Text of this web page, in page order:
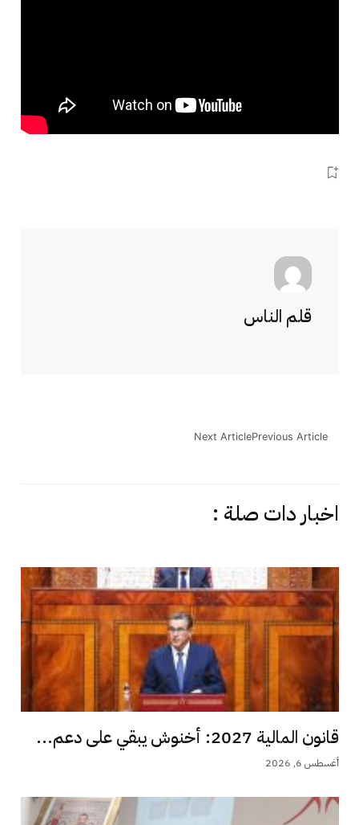
قلم الناس
Previous Article
Next Article
اخبار دات صلة :
قانون المالية 2027: أخنوش يبقي على دعم...
أغسطس 6, 2026